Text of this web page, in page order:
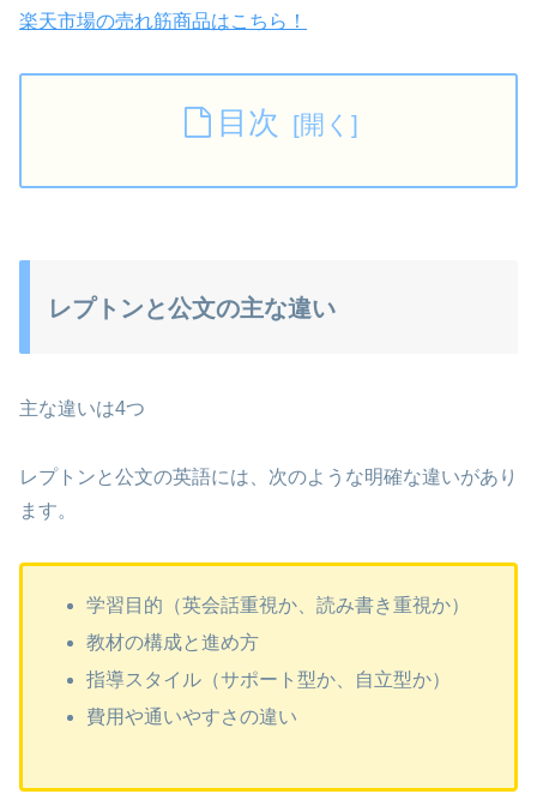
楽天市場の売れ筋商品はこちら！
目次
レプトンと公文の主な違い
主な違いは4つ
レプトンと公文の英語には、次のような明確な違いがあり
ます。
学習目的（英会話重視か、読み書き重視か）
教材の構成と進め方
指導スタイル（サポート型か、自立型か）
費用や通いやすさの違い